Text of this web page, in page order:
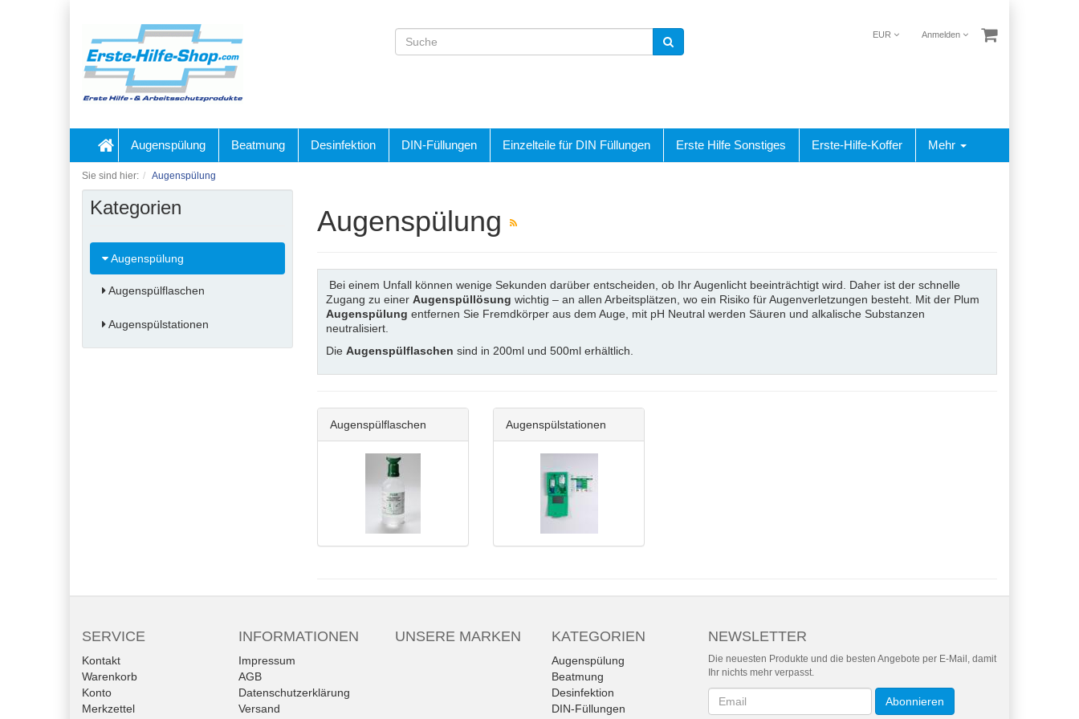
EUR Anmelden
Augenspülung Beatmung Desinfektion DIN-Füllungen Einzelteile für DIN Füllungen Erste Hilfe Sonstiges Erste-Hilfe-Koffer Mehr
Sie sind hier: Augenspülung
Kategorien
Augenspülung
Augenspülflaschen
Augenspülstationen
Augenspülung
Bei einem Unfall können wenige Sekunden darüber entscheiden, ob Ihr Augenlicht beeinträchtigt wird. Daher ist der schnelle
Zugang zu einer Augenspüllösung wichtig – an allen Arbeitsplätzen, wo ein Risiko für Augenverletzungen besteht. Mit der Plum
Augenspülung entfernen Sie Fremdkörper aus dem Auge, mit pH Neutral werden Säuren und alkalische Substanzen
neutralisiert.
Die Augenspülflaschen sind in 200ml und 500ml erhältlich.
Augenspülflaschen Augenspülstationen
SERVICE
Kontakt
Warenkorb
Konto
Merkzettel
INFORMATIONEN
Impressum
AGB
Datenschutzerklärung
Versand
UNSERE MARKEN KATEGORIEN
Augenspülung
Beatmung
Desinfektion
DIN-Füllungen
NEWSLETTER
Die neuesten Produkte und die besten Angebote per E-Mail, damit
Ihr nichts mehr verpasst.
Newsletter Abonnieren